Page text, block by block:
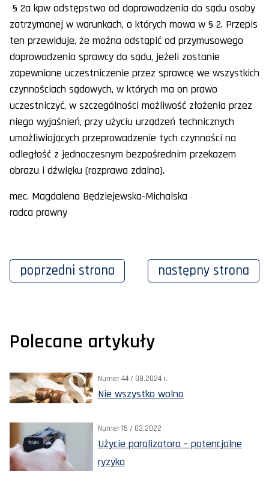
§ 2a kpw odstępstwo od doprowadzenia do sądu osoby
zatrzymanej w warunkach, o których mowa w § 2. Przepis
ten przewiduje, że można odstąpić od przymusowego
doprowadzenia sprawcy do sądu, jeżeli zostanie
zapewnione uczestniczenie przez sprawcę we wszystkich
czynnościach sądowych, w których ma on prawo
uczestniczyć, w szczególności możliwość złożenia przez
niego wyjaśnień, przy użyciu urządzeń technicznych
umożliwiających przeprowadzenie tych czynności na
odległość z jednoczesnym bezpośrednim przekazem
obrazu i dźwięku (rozprawa zdalna).
mec. Magdalena Będziejewska-Michalska
radca prawny
poprzedni strona następny strona
Polecane artykuły
Numer 44 / 08.2024 r.
Nie wszystko wolno
Numer 15 / 03.2022
Użycie paralizatora – potencjalne
ryzyko